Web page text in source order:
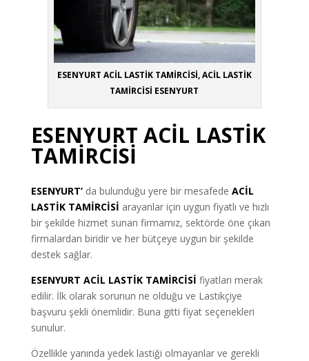
ESENYURT ACİL LASTİK TAMİRCİSİ, ACİL LASTİK
TAMİRCİSİ ESENYURT
ESENYURT ACİL LASTİK
TAMİRCİSİ
ESENYURT’da bulunduğu yere bir mesafede ACİL
LASTİK TAMİRCİSİ arayanlar için uygun fiyatlı ve hızlı
bir şekilde hizmet sunan firmamız, sektörde öne çıkan
firmalardan biridir ve her bütçeye uygun bir şekilde
destek sağlar.
ESENYURT ACİL LASTİK TAMİRCİSİ fiyatları merak
edilir. İlk olarak sorunun ne olduğu ve Lastikçiye
başvuru şekli önemlidir. Buna gitti fiyat seçenekleri
sunulur.
Özellikle yanında yedek lastiği olmayanlar ve gerekli